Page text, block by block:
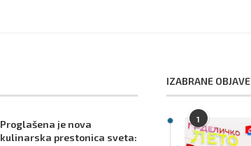
Proglašena je nova
kulinarska prestonica sveta:
IZABRANE OBJAVE
1